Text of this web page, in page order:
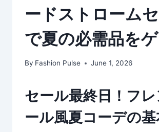
ードストローム
で夏の必需品を
By Fashion Pulse June 1, 2026
セール最終日！フ
ール風夏コーデの基